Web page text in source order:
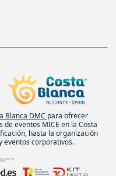
Blanca DMC para ofrecer
eventos MICE en la Costa
hasta la organización
eventos corporativos.